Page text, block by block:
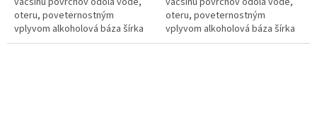
oteru, poveternostným
vplyvom alkoholová báza šírka
stopy 1 mm a 1-4 mm valcový
oteru, poveternostným
vplyvom alkoholová báza šírka
stopy 1 mm a 1-4 mm valcový